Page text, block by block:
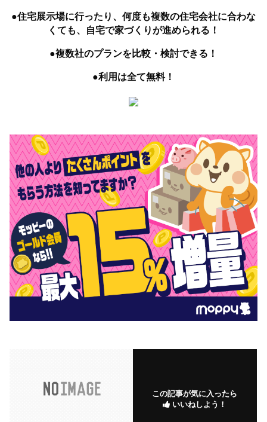
●住宅展示場に行ったり、何度も複数の住宅会社に合わな
くても、自宅で家づくりが進められる！
●複数社のプランを比較・検討できる！
●利用は全て無料！
この記事が気に入ったら
いいねしよう！